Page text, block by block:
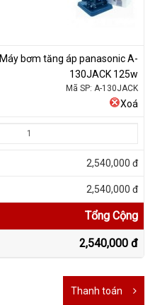
Máy bơm tăng áp panasonic A-
130JACK 125w
Mã SP: A-130JACK
Xoá
2,540,000 đ
2,540,000 đ
Tổng Cộng
2,540,000 đ
Thanh toán